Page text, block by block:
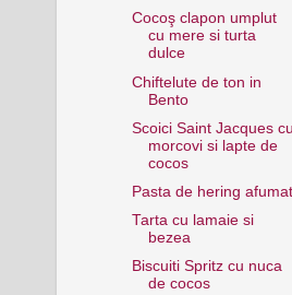
Cocoş clapon umplut
cu mere si turta
dulce
Chiftelute de ton in
Bento
Scoici Saint Jacques cu
morcovi si lapte de
cocos
Pasta de hering afumat
Tarta cu lamaie si
bezea
Biscuiti Spritz cu nuca
de cocos